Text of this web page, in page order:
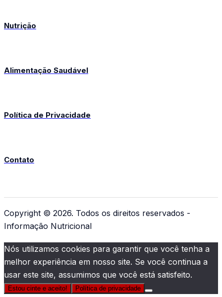
Nutrição
Alimentação Saudável
Política de Privacidade
Contato
Copyright © 2026. Todos os direitos reservados -
Informação Nutricional
Nós utilizamos cookies para garantir que você tenha a
melhor experiência em nosso site. Se você continua a
usar este site, assumimos que você está satisfeito.
Estou cinte e aceito! Política de privacidade